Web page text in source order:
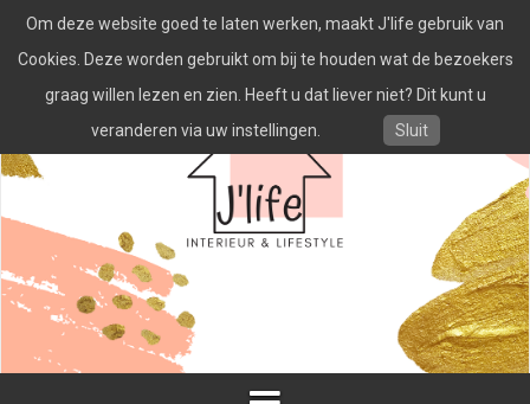
naar
inhoud
Om deze website goed te laten werken, maakt J'life gebruik van
Cookies. Deze worden gebruikt om bij te houden wat de bezoekers
graag willen lezen en zien. Heeft u dat liever niet? Dit kunt u
veranderen via uw instellingen.
Sluit